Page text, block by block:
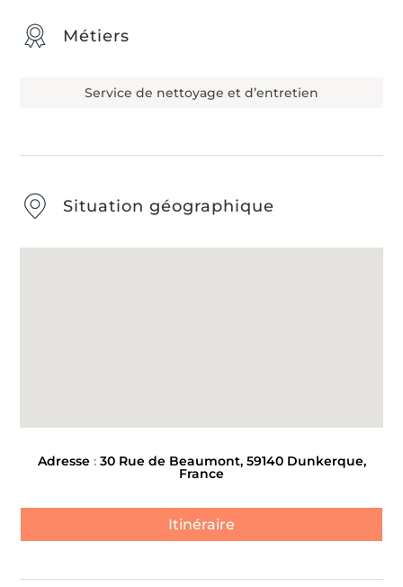
Métiers
Service de nettoyage et d’entretien
Situation géographique
Adresse: 30 Rue de Beaumont, 59140 Dunkerque,
France
Itinéraire